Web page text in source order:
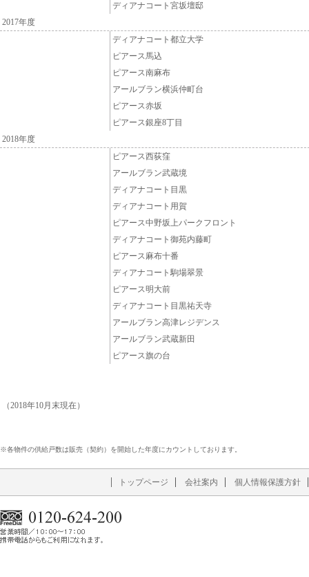
ディアナコート宮坂壇邸
2017年度
ディアナコート都立大学
ピアース馬込
ピアース南麻布
アールブラン横浜仲町台
ピアース赤坂
ピアース銀座8丁目
2018年度
ピアース西荻窪
アールブラン武蔵境
ディアナコート目黒
ディアナコート用賀
ピアース中野坂上パークフロント
ディアナコート御苑内藤町
ピアース麻布十番
ディアナコート駒場翠景
ピアース明大前
ディアナコート目黒祐天寺
アールブラン高津レジデンス
アールブラン武蔵新田
ピアース旗の台
（2018年10月末現在）
※各物件の供給戸数は販売（契約）を開始した年度にカウントしております。
トップページ 会社案内 個人情報保護方針